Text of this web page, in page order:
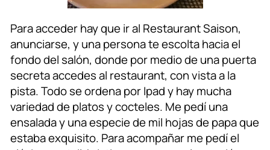
Para acceder hay que ir al Restaurant Saison,
anunciarse, y una persona te escolta hacia el
fondo del salón, donde por medio de una puerta
secreta accedes al restaurant, con vista a la
pista. Todo se ordena por Ipad y hay mucha
variedad de platos y cocteles. Me pedí una
ensalada y una especie de mil hojas de papa que
estaba exquisito. Para acompañar me pedí el